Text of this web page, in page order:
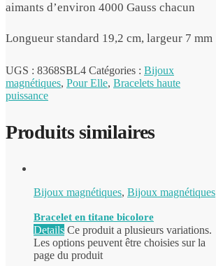
aimants d’environ 4000 Gauss chacun
Longueur standard 19,2 cm, largeur 7 mm
UGS : 8368SBL4 Catégories : Bijoux
magnétiques, Pour Elle, Bracelets haute
puissance
Produits similaires
Bijoux magnétiques, Bijoux magnétiques
Bracelet en titane bicolore
Details Ce produit a plusieurs variations.
Les options peuvent être choisies sur la
page du produit